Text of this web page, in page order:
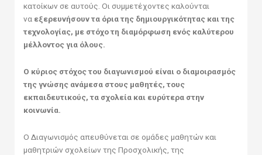
κατοίκων σε αυτούς. Οι συμμετέχοντες καλούνται
να εξερευνήσουν τα όρια της δημιουργικότητας και της
τεχνολογίας, με στόχο τη διαμόρφωση ενός καλύτερου
μέλλοντος για όλους.
Ο κύριος στόχος του διαγωνισμού είναι ο διαμοιρασμός
της γνώσης ανάμεσα στους μαθητές, τους
εκπαιδευτικούς, τα σχολεία και ευρύτερα στην
κοινωνία.
Ο Διαγωνισμός απευθύνεται σε ομάδες μαθητών και
μαθητριών σχολείων της Προσχολικής, της